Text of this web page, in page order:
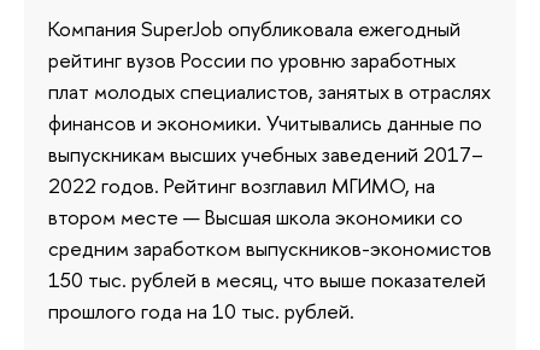
Компания SuperJob опубликовала ежегодный
рейтинг вузов России по уровню заработных
плат молодых специалистов, занятых в отраслях
финансов и экономики. Учитывались данные по
выпускникам высших учебных заведений 2017–
2022 годов. Рейтинг возглавил МГИМО, на
втором месте — Высшая школа экономики со
средним заработком выпускников-экономистов
150 тыс. рублей в месяц, что выше показателей
прошлого года на 10 тыс. рублей.